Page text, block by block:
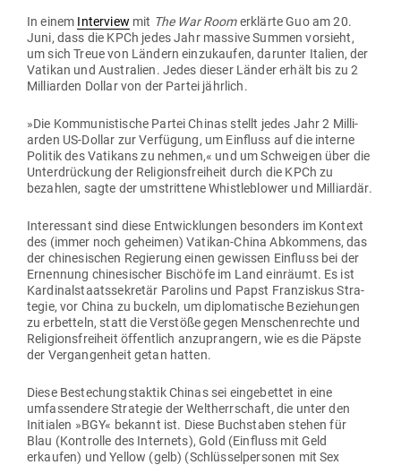
In einem Interview mit The War Roomerklärte Guo am 20.
Juni, dass die KPCh jedes Jahr massive Summen vor­sieht,
um sich Treue von Ländern ein­zu­kaufen, dar­unter Italien, der
Vatikan und Aus­tralien. Jedes dieser Länder erhält bis zu 2
Mil­li­arden Dollar von der Partei jährlich.
»Die Kom­mu­nis­tische Partei Chinas stellt jedes Jahr 2 Mil­li­
arden US-Dollar zur Ver­fügung, um Ein­fluss auf die interne
Politik des Vatikans zu nehmen,« und um Schweigen über die
Unter­drü­ckung der Reli­gi­ons­freiheit durch die KPCh zu
bezahlen, sagte der umstrittene Whist­le­b­lower und Milliardär.
Inter­essant sind diese Ent­wick­lungen besonders im Kontext
des (immer noch geheimen) Vatikan-China Abkommens, das
der chi­ne­si­schen Regierung einen gewissen Ein­fluss bei der
Ernennung chi­ne­si­scher Bischöfe im Land ein­räumt. Es ist
Kar­di­nal­staats­se­kretär Parolins und Papst Fran­ziskus Stra­
tegie, vor China zu buckeln, um diplo­ma­tische Bezie­hungen
zu erbetteln, statt die Ver­stöße gegen Men­schen­rechte und
Reli­gi­ons­freiheit öffentlich anzu­prangern, wie es die Päpste
der Ver­gan­genheit getan hatten.
Diese Bestechungs­taktik Chinas sei ein­ge­bettet in eine
umfas­sendere Stra­tegie der Welt­herr­schaft, die unter den
Initialen »BGY« bekannt ist. Diese Buch­staben stehen für
Blau (Kon­trolle des Internets), Gold (Ein­fluss mit Geld
erkaufen) und Yellow (gelb) (Schlüs­sel­per­sonen mit Sex